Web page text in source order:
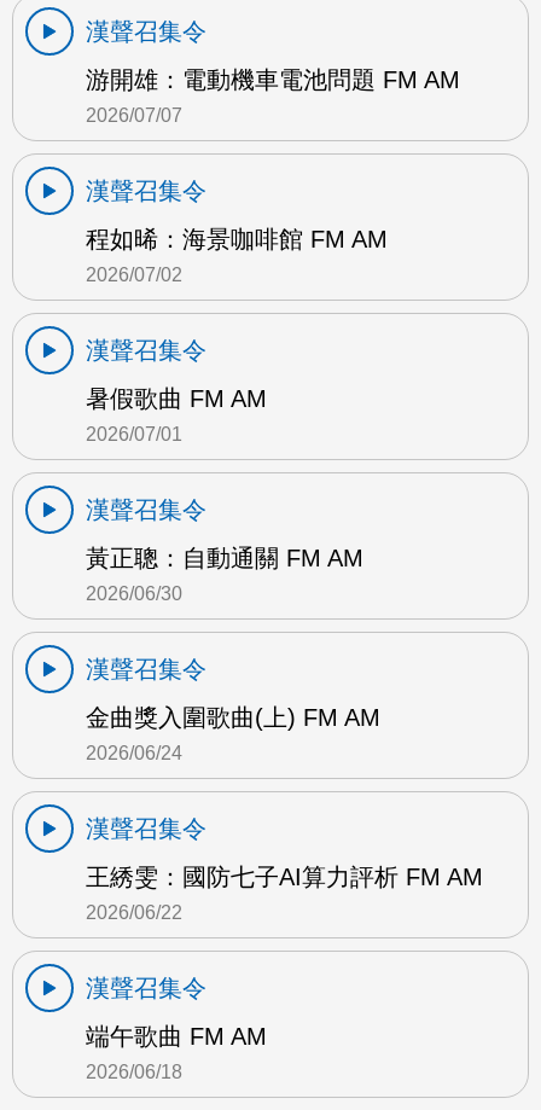
漢聲召集令
游開雄：電動機車電池問題 FM AM
2026/07/07
漢聲召集令
程如晞：海景咖啡館 FM AM
2026/07/02
漢聲召集令
暑假歌曲 FM AM
2026/07/01
漢聲召集令
黃正聰：自動通關 FM AM
2026/06/30
漢聲召集令
金曲獎入圍歌曲(上) FM AM
2026/06/24
漢聲召集令
王綉雯：國防七子AI算力評析 FM AM
2026/06/22
漢聲召集令
端午歌曲 FM AM
2026/06/18